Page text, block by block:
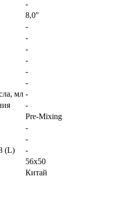
-
8,0"
-
-
-
-
-
-
мл -
-
Pre-Mixing
-
-
(L)
-
56x50
Китай